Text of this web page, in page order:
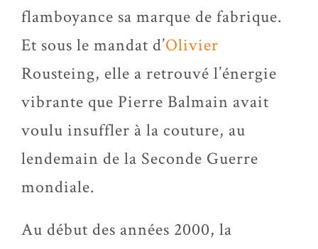
flamboyance sa marque de fabrique.
Et sous le mandat d’Olivier
Rousteing, elle a retrouvé l’énergie
vibrante que Pierre Balmain avait
voulu insuffler à la couture, au
lendemain de la Seconde Guerre
mondiale.
Au début des années 2000, la